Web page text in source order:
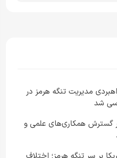
مدیریت تنگه هرمز در
شد
گسترش همکاری‌های علمی و